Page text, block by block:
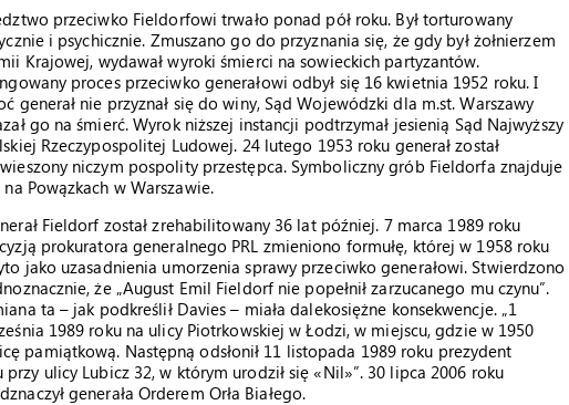
przeciwko Fieldorfowi trwało ponad pół roku. Był torturowany
i psychicznie. Zmuszano go do przyznania się, że gdy był żołnierzem
Krajowej, wydawał wyroki śmierci na sowieckich partyzantów.
proces przeciwko generałowi odbył się 16 kwietnia 1952 roku. I
generał nie przyznał się do winy, Sąd Wojewódzki dla m.st. Warszawy
go na śmierć. Wyrok niższej instancji podtrzymał jesienią Sąd Najwyższy
Rzeczypospolitej Ludowej. 24 lutego 1953 roku generał został
niczym pospolity przestępca. Symboliczny grób Fieldorfa znajduje
na Powązkach w Warszawie.
Fieldorf został zrehabilitowany 36 lat później. 7 marca 1989 roku
prokuratora generalnego PRL zmieniono formułę, której w 1958 roku
jako uzasadnienia umorzenia sprawy przeciwko generałowi. Stwierdzono
że „August Emil Fieldorf nie popełnił zarzucanego mu czynu”.
ta – jak podkreślił Davies – miała dalekosiężne konsekwencje. „1
1989 roku na ulicy Piotrkowskiej w Łodzi, w miejscu, gdzie w 1950
pamiątkową. Następną odsłonił 11 listopada 1989 roku prezydent
ulicy Lubicz 32, w którym urodził się «Nil»”. 30 lipca 2006 roku
generała Orderem Orła Białego.